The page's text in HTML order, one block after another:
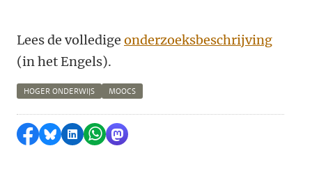
Lees de volledige onderzoeksbeschrijving
(in het Engels).
HOGER ONDERWIJS MOOCS
Delen op Facebook
Delen via Bluesky
Delen op LinkedIn
Delen via WhatsApp
Delen via Mastodon